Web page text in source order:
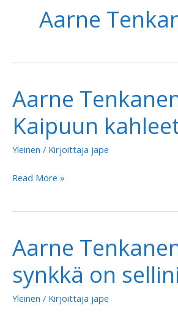
Aarne
Aarne
Kaipuun
Yleinen / Kirjoittaja jape
Aarne
–
kahleet
Read More »
Aarne
synkkä on
Yleinen / Kirjoittaja jape